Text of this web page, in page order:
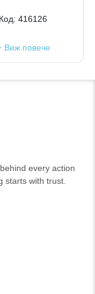
Код: 416126
Виж повече
every action
starts with trust.